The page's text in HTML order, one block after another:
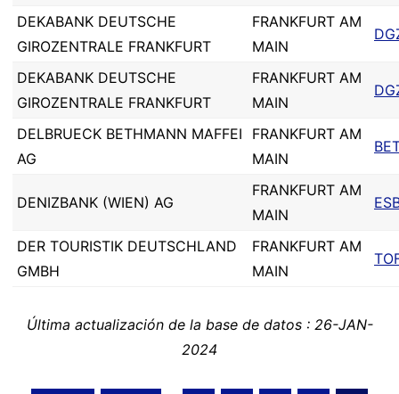
DEKABANK DEUTSCHE
GIROZENTRALE FRANKFURT
FRANKFURT AM
MAIN
DEKABANK DEUTSCHE
GIROZENTRALE FRANKFURT
FRANKFURT AM
MAIN
DELBRUECK BETHMANN MAFFEI
AG
FRANKFURT AM
MAIN
DENIZBANK (WIEN) AG
FRANKFURT AM
MAIN
DER TOURISTIK DEUTSCHLAND
GMBH
FRANKFURT AM
MAIN
Última actualización de la base de datos : 26-JAN-
2024